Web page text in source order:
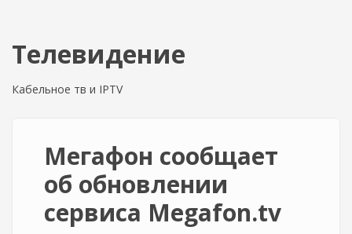
Телевидение
Кабельное тв и IPTV
Мегафон сообщает
об обновлении
сервиса Megafon.tv